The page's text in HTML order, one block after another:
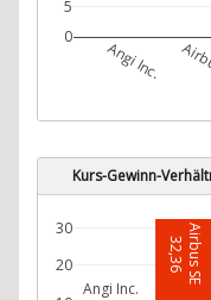
Angi Inc.
0
5
Kurs-Gewinn-
Angi Inc.
Airbus SE
32,36
20
30